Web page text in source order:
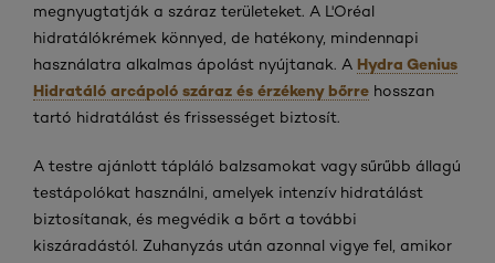
megnyugtatják a száraz területeket. A L'Oréal
hidratálókrémek könnyed, de hatékony, mindennapi
használatra alkalmas ápolást nyújtanak. A Hydra Genius
Hidratáló arcápoló száraz és érzékeny bőrre hosszan
tartó hidratálást és frissességet biztosít.
A testre ajánlott tápláló balzsamokat vagy sűrűbb állagú
testápolókat használni, amelyek intenzív hidratálást
biztosítanak, és megvédik a bőrt a további
kiszáradástól. Zuhanyzás után azonnal vigye fel, amikor